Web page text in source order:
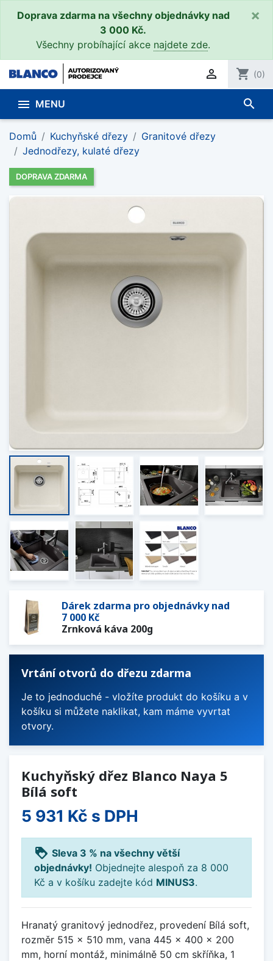
Doprava zdarma na všechny objednávky nad
3 000 Kč.
Všechny probíhající akce najdete zde.
×
 shopping_cart (0)
 MENU search
Domů Kuchyňské dřezy
Granitové dřezy
Jednodřezy, kulaté dřezy
DOPRAVA ZDARMA
Dárek zdarma pro objednávky nad
7 000 Kč
Zrnková káva 200g
Vrtání otvorů do dřezu zdarma
Je to jednoduché - vložíte produkt do košíku a v
košíku si můžete naklikat, kam máme vyvrtat
otvory.
Kuchyňský dřez Blanco Naya 5
Bílá soft
5 931 Kč s DPH
loyalty Sleva 3 % na všechny větší
objednávky! Objednejte alespoň za 8 000
Kč a v košíku zadejte kód MINUS3.
Hranatý granitový jednodřez, provedení Bílá soft,
rozměr 515 x 510 mm, vana 445 x 400 x 200
mm, horní montáž, minimálně 50 cm skříňka, 1